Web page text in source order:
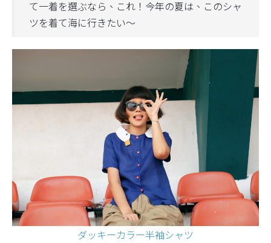
て一着を選ぶなら、これ！今年の夏は、このシャ
ツを着て海に行きたい〜
ダッキーカラー半袖シャツ